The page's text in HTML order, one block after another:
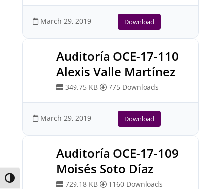
Toggle High Contrast
March 29, 2019 Download
Auditoría OCE-17-110
Alexis Valle Martínez
349.75 KB 775 Downloads
March 29, 2019 Download
Auditoría OCE-17-109
Moisés Soto Díaz
729.18 KB 1160 Downloads